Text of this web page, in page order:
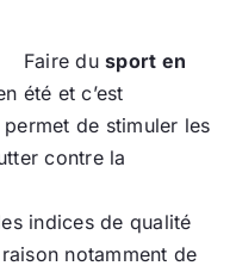
Faire dusport en
été et c’est
permet de stimuler les
contre la
indices de qualité
notamment de